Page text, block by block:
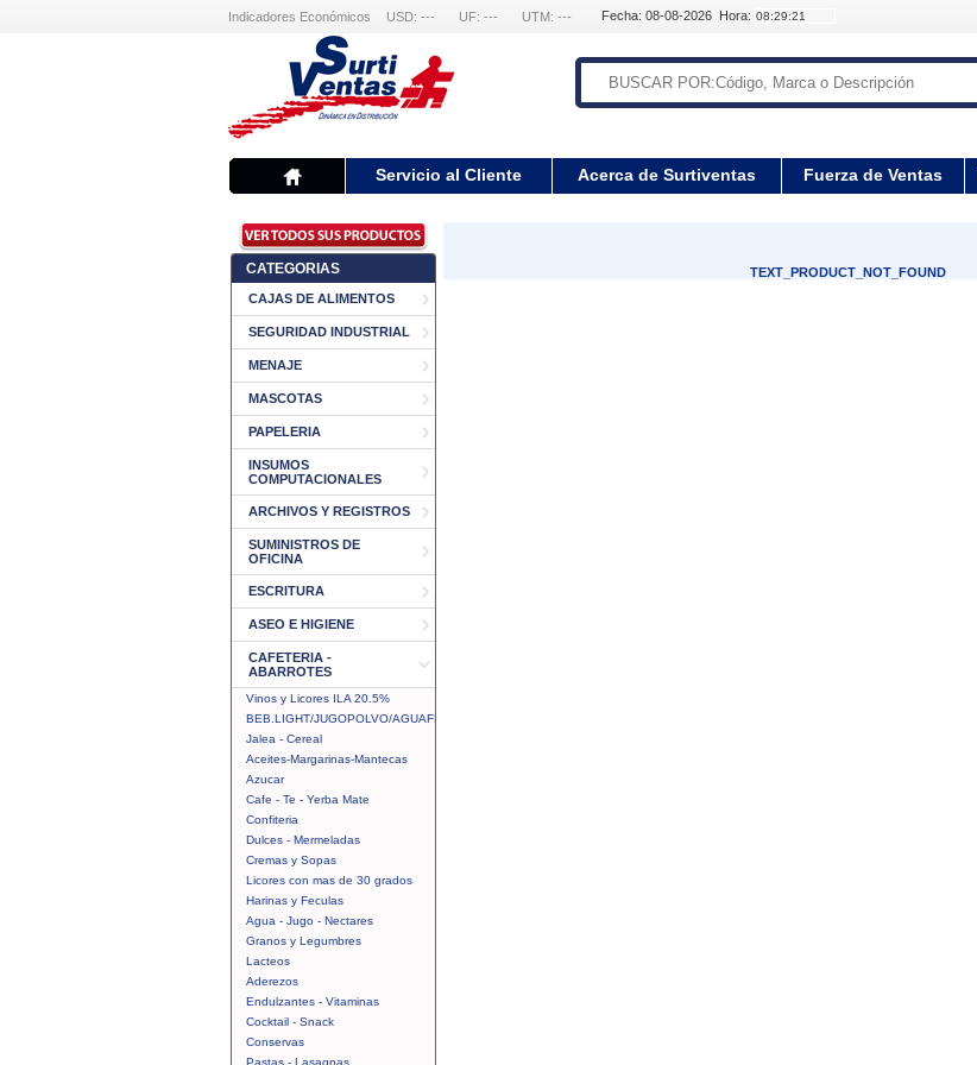
Indicadores Económicos USD: --- UF: --- UTM: --- Fecha: 08-08-2026 Hora:
Servicio al Cliente Acerca de Surtiventas Fuerza de Ventas
CATEGORIAS
CAJAS DE ALIMENTOS
SEGURIDAD INDUSTRIAL
MENAJE
MASCOTAS
PAPELERIA
INSUMOS
COMPUTACIONALES
ARCHIVOS Y REGISTROS
SUMINISTROS DE
OFICINA
ESCRITURA
ASEO E HIGIENE
CAFETERIA -
ABARROTES
Vinos y Licores ILA 20.5%
BEB.LIGHT/JUGOPOLVO/AGUAFRUTAL
Jalea - Cereal
Aceites-Margarinas-Mantecas
Azucar
Cafe - Te - Yerba Mate
Confiteria
Dulces - Mermeladas
Cremas y Sopas
Licores con mas de 30 grados
Harinas y Feculas
Agua - Jugo - Nectares
Granos y Legumbres
Lacteos
Aderezos
Endulzantes - Vitaminas
Cocktail - Snack
Conservas
Pastas - Lasagnas
TEXT_PRODUCT_NOT_FOUND